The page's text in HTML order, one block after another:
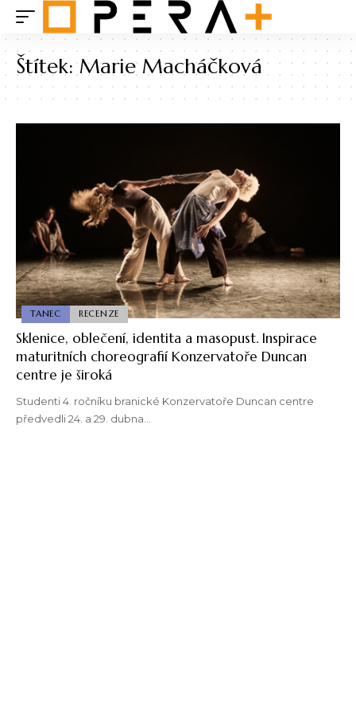
Štítek:Marie Macháčková
TANEC RECENZE
Sklenice, oblečení, identita a masopust. Inspirace
maturitních choreografií Konzervatoře Duncan
centre je široká
Studenti 4. ročníku branické Konzervatoře Duncan centre
předvedli 24. a 29. dubna…